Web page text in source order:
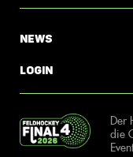
News
Login
Der
die